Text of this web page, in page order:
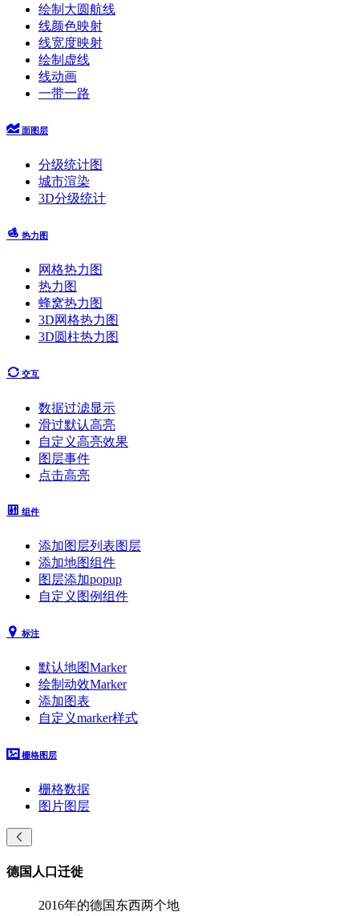
绘制大圆航线
线颜色映射
线宽度映射
绘制虚线
线动画
一带一路
面图层
分级统计图
城市渲染
3D分级统计
热力图
网格热力图
热力图
蜂窝热力图
3D网格热力图
3D圆柱热力图
交互
数据过滤显示
滑过默认高亮
自定义高亮效果
图层事件
点击高亮
组件
添加图层列表图层
添加地图组件
图层添加popup
自定义图例组件
标注
默认地图Marker
绘制动效Marker
添加图表
自定义marker样式
栅格图层
栅格数据
图片图层
德国人口迁徙
2016年的德国东西两个地